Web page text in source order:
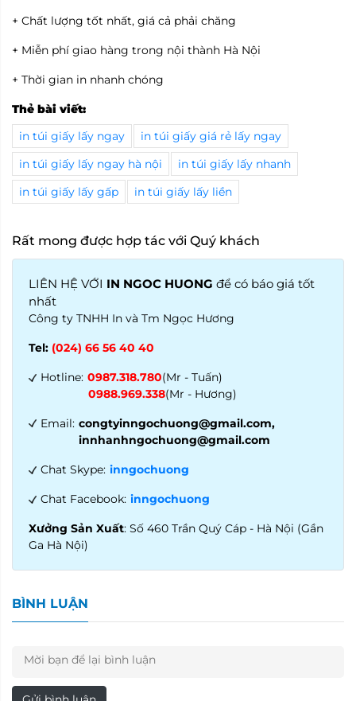
+ Chất lượng tốt nhất, giá cả phải chăng
+ Miễn phí giao hàng trong nội thành Hà Nội
+ Thời gian in nhanh chóng
Thẻ bài viết:
in túi giấy lấy ngay
in túi giấy giá rẻ lấy ngay
in túi giấy lấy ngay hà nội
in túi giấy lấy nhanh
in túi giấy lấy gấp
in túi giấy lấy liền
Rất mong được hợp tác với Quý khách
LIÊN HỆ VỚI IN NGOC HUONG để có báo giá tốt
nhất
Công ty TNHH In và Tm Ngọc Hương
Tel: (024) 66 56 40 40
Hotline: 0987.318.780(Mr - Tuấn)
0988.969.338(Mr - Hương)
Email: congtyinngochuong@gmail.com,
innhanhngochuong@gmail.com
Chat Skype: inngochuong
Chat Facebook: inngochuong
Xưởng Sản Xuất: Số 460 Trần Quý Cáp - Hà Nội (Gần
Ga Hà Nội)
BÌNH LUẬN